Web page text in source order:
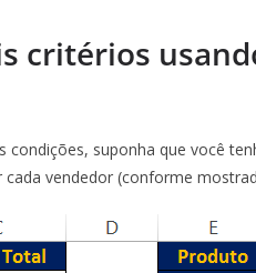
critérios
condições, suponha que você
vendedor (conforme